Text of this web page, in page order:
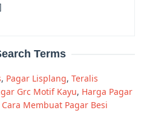
Terms
, Pagar Lisplang, Teralis
Grc Motif Kayu, Harga Pagar
Cara Membuat Pagar Besi